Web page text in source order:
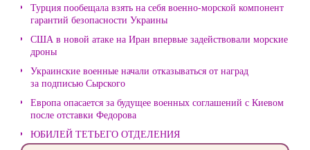
Турция пообещала взять на себя военно-морской компонент
гарантий безопасности Украины
США в новой атаке на Иран впервые задействовали морские
дроны
Украинские военные начали отказываться от наград
за подписью Сырского
Европа опасается за будущее военных соглашений с Киевом
после отставки Федорова
ЮБИЛЕЙ ТЕТЬЕГО ОТДЕЛЕНИЯ